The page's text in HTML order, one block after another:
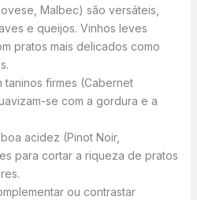
Malbec) são versáteis,
e queijos. Vinhos leves
pratos mais delicados como
firmes (Cabernet
se com a gordura e a
acidez (Pinot Noir,
para cortar a riqueza de pratos
ou contrastar